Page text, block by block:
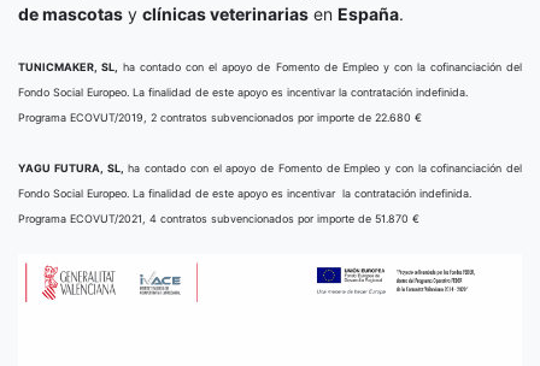
de mascotas y clínicas veterinarias en España.
TUNICMAKER, SL,
ha contado con el apoyo de Fomento de Empleo y con la cofinanciación del
Fondo Social Europeo. La finalidad de este apoyo es incentivar la contratación indefinida.
Programa ECOVUT/2019, 2 contratos subvencionados por importe de 22.680 €
YAGU FUTURA, SL,
ha contado con el apoyo de Fomento de Empleo y con la cofinanciación del
Fondo Social Europeo. La finalidad de este apoyo es incentivar la contratación indefinida.
Programa ECOVUT/2021, 4 contratos subvencionados por importe de 51.870 €